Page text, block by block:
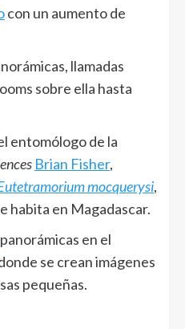
con un aumento de
llamadas
sobre ella hasta
entomólogo de la
Brian Fisher,
mocquerysi,
habita en Magadascar.
en el
se crean imágenes
pequeñas.